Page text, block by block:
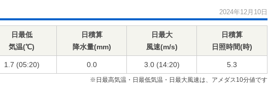
2024年12月10日
日最低
気温(℃)
日積算
降水量(mm)
日最大
風速(m/s)
日積算
日照時間(時)
1.7 (05:20) 0.0 3.0 (14:20) 5.3
※日最高気温・日最低気温・日最大風速は、アメダス10分値です